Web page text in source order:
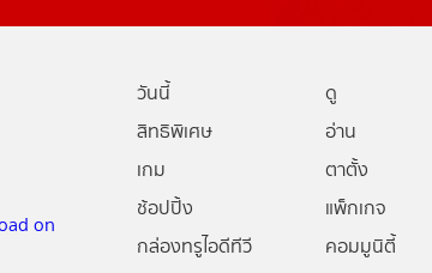
วันนี้
ดู
สิทธิพิเศษ
อ่าน
เกม
ตาตั้ง
ช้อปปิ้ง
แพ็กเกจ
กล่องทรูไอดีทีวี
คอมมูนิตี้